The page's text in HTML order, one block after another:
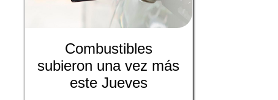
Combustibles
subieron una vez más
este Jueves